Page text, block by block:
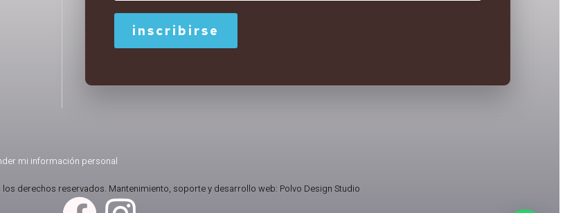
mi información personal
derechos reservados. Mantenimiento, soporte y desarrollo web: Polvo Design Studio